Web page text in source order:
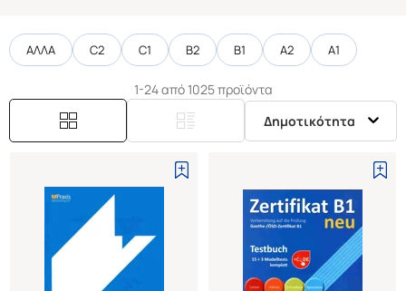
ΑΛΛΑ C2 C1 B2 B1 A2 A1
1-24 από 1025 προϊόντα
Δημοτικότητα